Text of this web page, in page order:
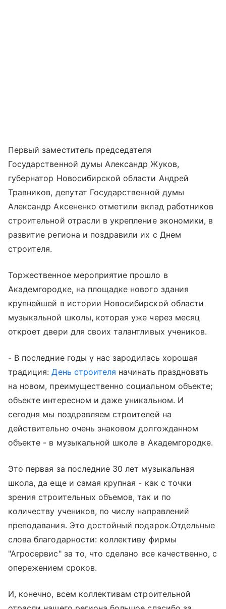
Первый заместитель председателя
Государственной думы Александр Жуков,
губернатор Новосибирской области Андрей
Травников, депутат Государственной думы
Александр Аксененко отметили вклад работников
строительной отрасли в укрепление экономики, в
развитие региона и поздравили их с Днем
строителя.
Торжественное мероприятие прошло в
Академгородке, на площадке нового здания
крупнейшей в истории Новосибирской области
музыкальной школы, которая уже через месяц
откроет двери для своих талантливых учеников.
- В последние годы у нас зародилась хорошая
традиция:День строителя начинать праздновать
на новом, преимущественно социальном объекте;
объекте интересном и даже уникальном. И
сегодня мы поздравляем строителей на
действительно очень знаковом долгожданном
объекте - в музыкальной школе в Академгородке.
Это первая за последние 30 лет музыкальная
школа, да еще и самая крупная - как с точки
зрения строительных объемов, так и по
количеству учеников, по числу направлений
преподавания. Это достойный подарок.Отдельные
слова благодарности: коллективу фирмы
"Агросервис" за то, что сделано все качественно, с
опережением сроков.
И, конечно, всем коллективам строительной